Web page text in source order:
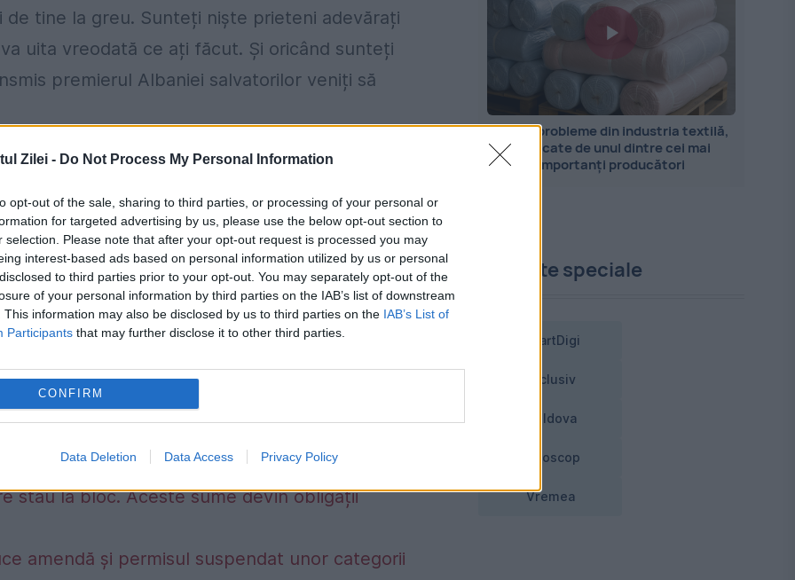
Zilei - Do Not Process My Personal Information
opt-out of the sale, sharing to third parties, or processing of your personal or
for targeted advertising by us, please use the below opt-out section to
selection. Please note that after your opt-out request is processed you may
interest-based ads based on personal information utilized by us or personal
to third parties prior to your opt-out. You may separately opt-out of the
of your personal information by third parties on the IAB’s list of downstream
This information may also be disclosed by us to third parties on the IAB’s List of
Participants that may further disclose it to other third parties.
CONFIRM
Data Deletion Data Access Privacy Policy
tine la greu. Sunteți niște prieteni adevărați
uita vreodată ce ați făcut. Și oricând sunteți
premierul Albaniei salvatorilor veniți să
51 de victime, România a trimis o echipă
astfel de misiuni. Au mai ajuns în Albania
stau la bloc. Aceste sume devin obligații
amendă și permisul suspendat unor categorii
Marile probleme din industria textilă,
explicate de unul dintre cei mai
importanți producători
Proiecte speciale
SmartDigi
Exclusiv
Moldova
Horoscop
Vremea